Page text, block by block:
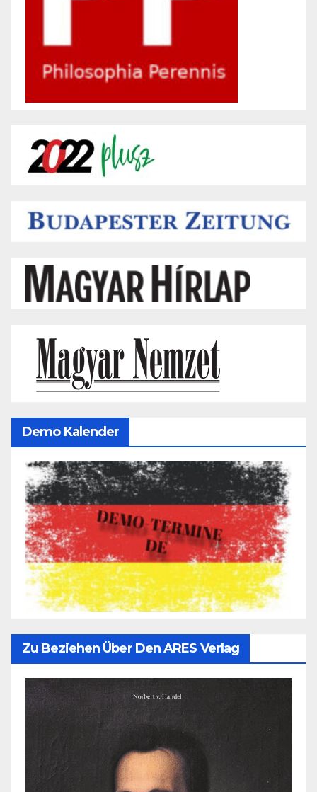
Demo Kalender
Zu Beziehen Über Den ARES Verlag